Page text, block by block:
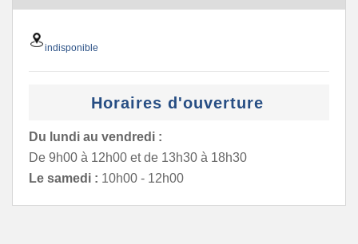
indisponible
Horaires d'ouverture
Du lundi au vendredi :
De 9h00 à 12h00 et de 13h30 à 18h30
Le samedi : 10h00 - 12h00